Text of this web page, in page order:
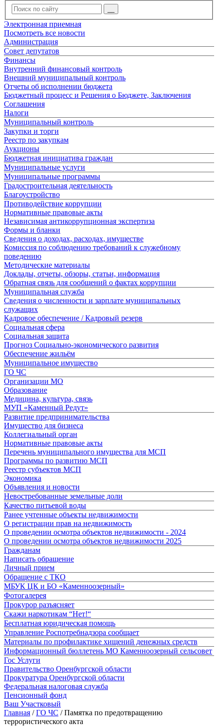
Электронная приемная
Посмотреть все новости
Администрация
Совет депутатов
Финансы
Внутренний финансовый контроль
Внешний муниципальный контроль
Отчеты об исполнении бюджета
Бюджетный процесс и Решения о Бюджете, Заключения
Соглашения
Налоги
Муниципальный контроль
Закупки и торги
Реестр по закупкам
Аукционы
Бюджетная инициатива граждан
Муниципальные услуги
Муниципальные программы
Градостроительная деятельность
Благоустройство
Противодействие коррупции
Нормативные правовые акты
Независимая антикоррупционная экспертиза
Формы и бланки
Сведения о доходах, расходах, имуществе
Комиссия по соблюдению требований к служебному
поведению
Методические материалы
Доклады, отчеты, обзоры, статьи, информация
Обратная связь для сообщений о фактах коррупции
Муниципальная служба
Сведения о численности и зарплате муниципальных
служащих
Кадровое обеспечение / Кадровый резерв
Социальная сфера
Социальная защита
Прогноз Социально-экономического развития
Обеспечение жильём
Муниципальное имущество
ГО ЧС
Организации МО
Образование
Медицина, культура, связь
МУП «Каменный Редут»
Развитие предпринимательства
Имущество для бизнеса
Коллегиальный орган
Нормативные правовые акты
Перечень муниципального имущества для МСП
Программы по развитию МСП
Реестр субъектов МСП
Экономика
Объявления и новости
Невостребованные земельные доли
Качество питьевой воды
Ранее учтенные объекты недвижимости
О регистрации прав на недвижимость
О проведении осмотра объектов недвижимости - 2024
О проведении осмотра объектов недвижимости 2025
Гражданам
Написать обращение
Личный прием
Обращение с ТКО
МБУК ЦК и БО «Каменноозерный»
Фотогалерея
Прокурор разъясняет
Скажи наркотикам “Нет!“
Бесплатная юридическая помощь
Управление Роспотребнадзора сообщает
Материалы по профилактике хищений денежных средств
Информационный бюллетень МО Каменноозерный сельсовет
Гос Услуги
Правительство Оренбургской области
Прокуратура Оренбургской области
Федеральная налоговая служба
Пенсионный фонд
Ваш Участковый
Главная /ГО ЧС /Памятка по предотвращению
террористического акта